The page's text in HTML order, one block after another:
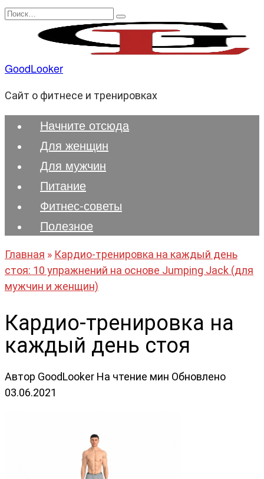
Перейти
содержанию
Search
GoodLooker
Сайт о фитнесе и тренировках
Начните отсюда
Для женщин
Для мужчин
Питание
Фитнес-советы
Полезноe
Главная » Кардио-тренировка на каждый день
стоя: 10 упражнений на основе Jumping Jack (для
мужчин и женщин)
Кардио-тренировка на
каждый день стоя
Автор GoodLooker На чтение мин Обновлено
03.06.2021